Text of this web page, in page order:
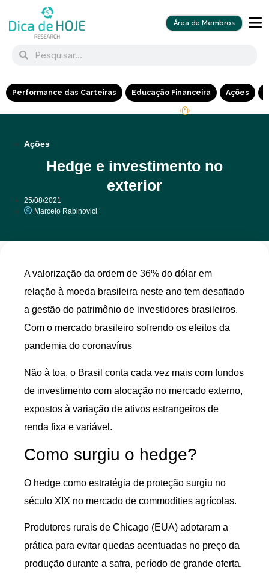
Área de Membros
Performance das Carteiras Educação Financeira Ações
Ações
Hedge e investimento no
exterior
25/08/2021
Marcelo Rabinovici
A valorização da ordem de 36% do dólar em
relação à moeda brasileira neste ano tem desafiado
a gestão do patrimônio de investidores brasileiros.
Com o mercado brasileiro sofrendo os efeitos da
pandemia do coronavírus
Não à toa, o Brasil conta cada vez mais com fundos
de investimento com alocação no mercado externo,
expostos à variação de ativos estrangeiros de
renda fixa e variável.
Como surgiu o hedge?
O hedge como estratégia de proteção surgiu no
século XIX no mercado de commodities agrícolas.
Produtores rurais de Chicago (EUA) adotaram a
prática para evitar quedas acentuadas no preço da
produção durante a safra, período de grande oferta.